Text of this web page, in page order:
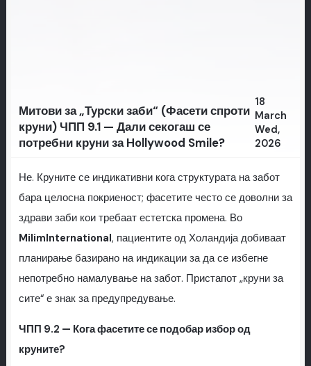
Митови за „Турски заби“ (Фасети спроти
круни) ЧПП 9.1 — Дали секогаш се
потребни круни за Hollywood Smile?
18
March
Wed,
2026
Не. Круните се индикативни кога структурата на забот
бара целосна покриеност; фасетите често се доволни за
здрави заби кои требаат естетска промена. Во
MilimInternational, пациентите од Холандија добиваат
планирање базирано на индикации за да се избегне
непотребно намалување на забот. Пристапот „круни за
сите“ е знак за предупредување.
ЧПП 9.2 — Кога фасетите се подобар избор од
круните?